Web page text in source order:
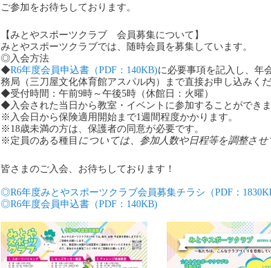
ご参加をお待ちしております。
【みとやスポーツクラブ 会員募集について】
みとやスポーツクラブでは、随時会員を募集しています。
◎入会方法
◆R6年度会員申込書（PDF：140KB)に必要事項を記入し、年
務局（三刀屋文化体育館アスパル内）まで直接お申し込みくだ
◆受付時間：午前9時～午後5時（休館日：火曜）
◆入会された当日から教室・イベントに参加することができま
※入会日から保険適用開始まで1週間程度かかります。
※18歳未満の方は、保護者の同意が必要です。
※定員のある種目 については、参加人数や日程等を調整さ
皆さまのご入会、お待ちしております！
◎R6年度みとやスポーツクラブ会員募集チラシ（PDF：
◎R6年度会員申込書（PDF：140KB)